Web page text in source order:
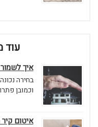
עוד
איך
בחירה
וכמובן
איטום קיר